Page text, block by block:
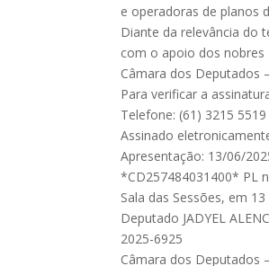
e operadoras de planos
Diante da relevância do
com o apoio dos nobres
Câmara dos Deputados
Para verificar a
Telefone: (61) 3215 5519
Assinado
Apresentação: 13/06/
*CD257484031400* PL
Sala das Sessões, em
Deputado JADYEL
2025-6925
Câmara dos Deputados